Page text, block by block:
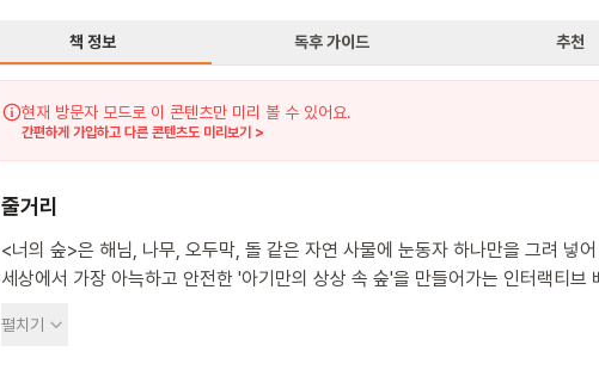
책 정보 독후 가이드 추천
현재 방문자 모드로 이 콘텐츠만 미리 볼 수 있어요.
간편하게 가입하고 다른 콘텐츠도 미리보기 >
줄거리
<너의 숲>은 해님, 나무, 오두막, 돌 같은 자연 사물에 눈동자 하나만을 그려 넣어
세상에서 가장 아늑하고 안전한 '아기만의 상상 속 숲'을 만들어가는 인터랙티브
보자."라는 다정한 다독임이 리듬감 있게 반복됩니다. 오른쪽에 등장한 사물들을
펼치기